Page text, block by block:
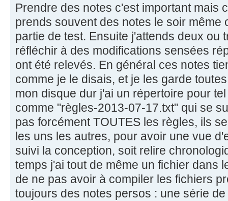
Prendre des notes c'est important mais
prends souvent des notes le soir même
partie de test. Ensuite j'attends deux ou
réfléchir à des modifications sensées
ont été relevés. En général ces notes
comme je le disais, et je les garde
mon disque dur j'ai un répertoire pour
comme "règles-2013-07-17.txt" qui se
pas forcément TOUTES les règles, ils
les uns les autres, pour avoir une vue
suivi la conception, soit relire
temps j'ai tout de même un fichier dans
de ne pas avoir à compiler les fichiers
toujours des notes persos : une série